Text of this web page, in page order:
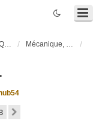
Techniques et Questions Mécanique, liaison au sol et pneumatiques